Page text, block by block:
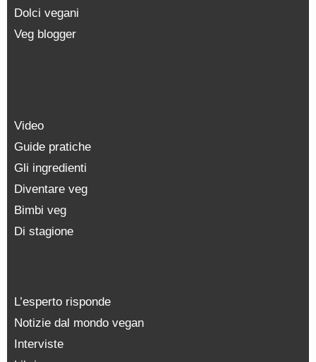
Dolci vegani
Veg blogger
Video
Guide pratiche
Gli ingredienti
Diventare veg
Bimbi veg
Di stagione
L’esperto risponde
Notizie dal mondo vegan
Interviste